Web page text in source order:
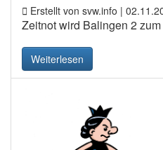
Erstellt von svw.info |
Zeitnot wird Balingen 2
Weiterlesen